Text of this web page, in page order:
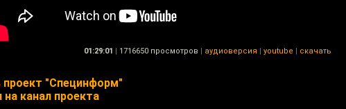
01:29:01 | 1716650 просмотров | аудиоверсия | youtube | скачать
"Специнформ"
на канал проекта